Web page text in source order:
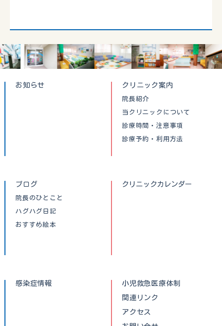
お知らせ クリニック案内
院長紹介
当クリニックについて
診療時間・注意事項
診療予約・利用方法
ブログ
院長のひとこと
ハグハグ日記
おすすめ絵本
クリニックカレンダー
感染症情報
小児救急医療体制
関連リンク
アクセス